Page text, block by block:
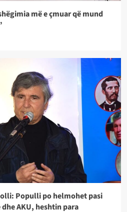
më e çmuar që mund
Populli po helmohet pasi
AKU, heshtin para